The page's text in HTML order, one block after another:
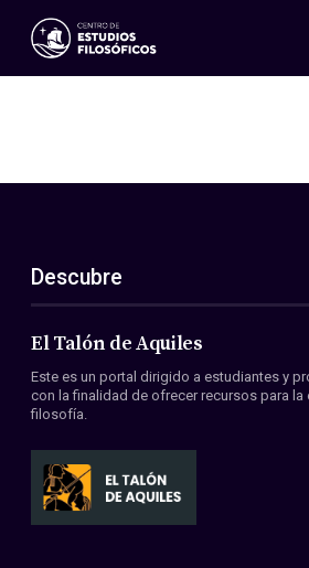
Eventos
ES
EN
Acerca de nosotros
Miembros
Convenios
Descubre
El Talón de Aquiles
Este es un portal dirigido a estudiantes y
con la finalidad de ofrecer recursos para la
filosofía.